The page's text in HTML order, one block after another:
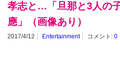
孝志と…「旦那と3人の
應」（画像あり）
2017/4/12 Entertainment コメント: 0